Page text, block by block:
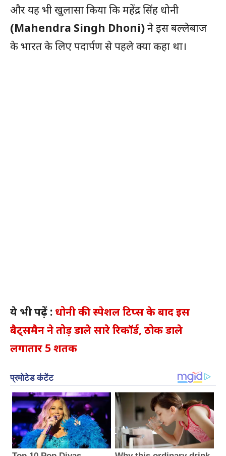
और यह भी खुलासा किया कि महेंद्र सिंह धोनी
(Mahendra Singh Dhoni)ने इस बल्लेबाज
के भारत के लिए पदार्पण से पहले क्या कहा था।
ये भी पढ़ें : धोनी की स्पेशल टिप्स के बाद इस
बैट्समैन ने तोड़ डाले सारे रिकॉर्ड, ठोक डाले
लगातार 5 शतक